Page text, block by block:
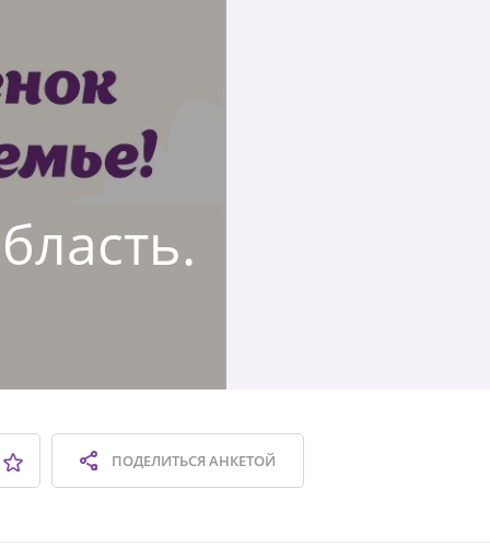
ПОДЕЛИТЬСЯАНКЕТОЙ